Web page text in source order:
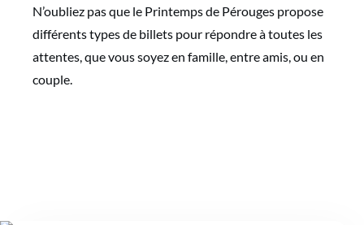
N’oubliez pas que le Printemps de Pérouges propose
différents types de billets pour répondre à toutes les
attentes, que vous soyez en famille, entre amis, ou en
couple.